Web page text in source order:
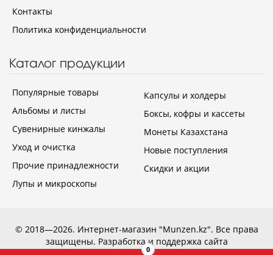
0
Контакты
Политика конфиденциальности
Каталог продукции
Популярные товары
Альбомы и листы
Сувенирные кинжалы
Уход и очистка
Прочие принадлежности
Лупы и микроскопы
Капсулы и холдеры
Боксы, кофры и кассеты
Монеты Казахстана
Новые поступления
Скидки и акции
© 2018—2026. Интернет-магазин "Munzen.kz". Все права
защищены. Разработка и поддержка сайта